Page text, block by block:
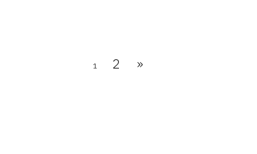
1 2 »